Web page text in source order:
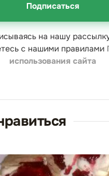
Подписаться
на нашу
с нашими правилами
использования сайта